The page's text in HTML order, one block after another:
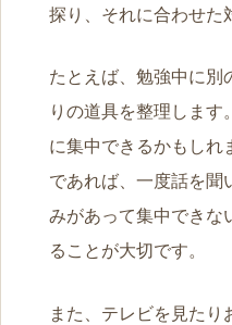
探り、それに合わせた
たとえば、勉強中に別
りの道具を整理しま
に集中できるかもしれ
であれば、一度話を聞
みがあって集中できな
ることが大切です。
また、テレビを見たり